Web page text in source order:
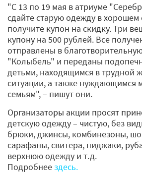
"С 13 по 19 мая в атриуме
сдайте старую одежду в хорошем
получите купон на скидку. Три
купону на 500 рублей. Все
отправлены в
"Колыбель" и переданы
детьми, находящимся в трудной
ситуации, а также нуждающимся
семьям", – пишут они.
Организаторы акции просят
детскую одежду – чистую, без
брюки, джинсы, комбинезоны,
сарафаны, свитера, пиджаки,
верхнюю одежду и т.д.
Подробнее здесь.